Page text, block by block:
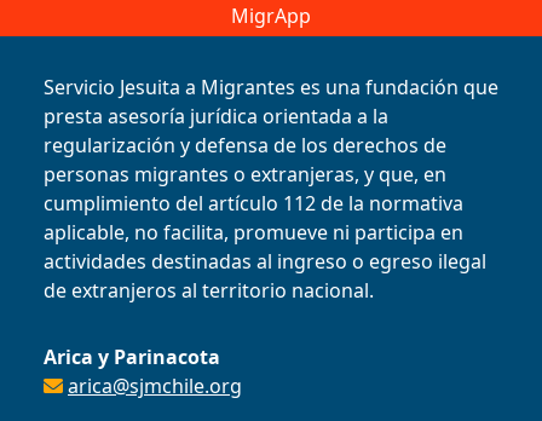
MigrApp
Servicio Jesuita a Migrantes es una fundación que
presta asesoría jurídica orientada a la
regularización y defensa de los derechos de
personas migrantes o extranjeras, y que, en
cumplimiento del artículo 112 de la normativa
aplicable, no facilita, promueve ni participa en
actividades destinadas al ingreso o egreso ilegal
de extranjeros al territorio nacional.
Arica y Parinacota
arica@sjmchile.org